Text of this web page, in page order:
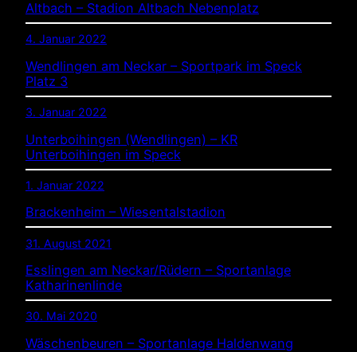
Altbach – Stadion Altbach Nebenplatz
4. Januar 2022
Wendlingen am Neckar – Sportpark im Speck
Platz 3
3. Januar 2022
Unterboihingen (Wendlingen) – KR
Unterboihingen im Speck
1. Januar 2022
Brackenheim – Wiesentalstadion
31. August 2021
Esslingen am Neckar/Rüdern – Sportanlage
Katharinenlinde
30. Mai 2020
Wäschenbeuren – Sportanlage Haldenwang